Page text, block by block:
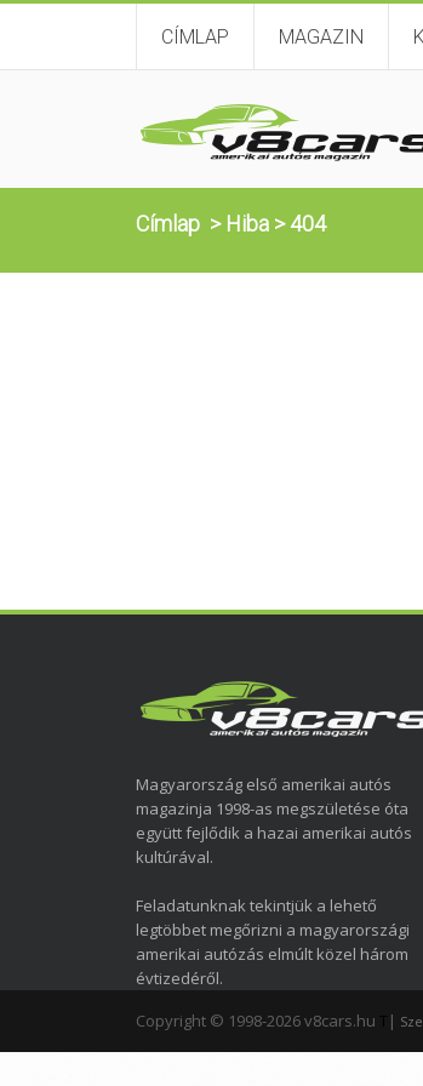
CÍMLAP MAGAZIN
Címlap > Hiba >404
Magyarország első amerikai autós
magazinja 1998-as megszületése óta
együtt fejlődik a hazai amerikai autós
kultúrával.
Feladatunknak tekintjük a lehető
legtöbbet megőrizni a magyarországi
amerikai autózás elmúlt közel három
évtizedéről.
Copyright © 1998-2026 v8cars.hu |